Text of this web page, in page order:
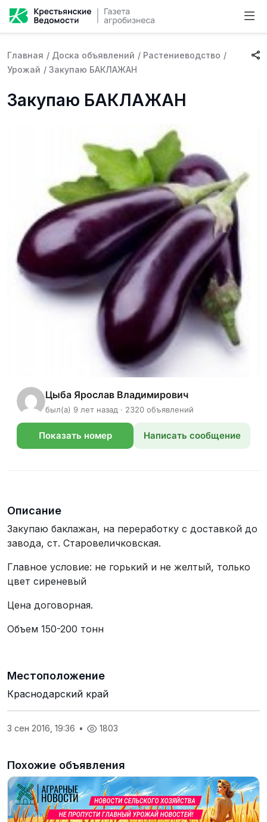
Главная / Доска объявлений / Растениеводство /
Урожай / Закупаю БАКЛАЖАН
Закупаю БАКЛАЖАН
Цыба Ярослав Владимирович
был(а) 9 лет назад · 2320 объявлений
Показать номер Написать сообщение
Описание
Закупаю баклажан, на переработку с доставкой до
завода, ст. Старовеличковская.
Главное условие: не горький и не желтый, только
цвет сиреневый
Цена договорная.
Объем 150-200 тонн
Местоположение
Краснодарский край
3 сен 2016, 19:36 • 1803
Похожие объявления